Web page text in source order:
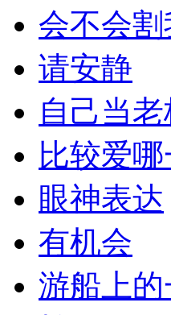
会不会割
请安静
自己当老
比较爱
眼神表达
有机会
游船上